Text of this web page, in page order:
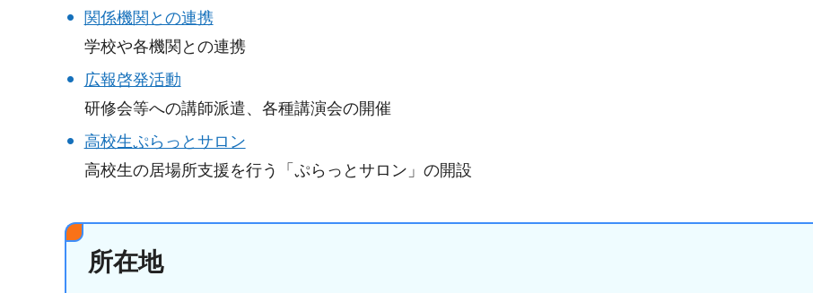
関係機関との連携
学校や各機関との連携
広報啓発活動
研修会等への講師派遣、各種講演会の開催
高校生ぷらっとサロン
高校生の居場所支援を行う「ぷらっとサロン」の開設
所在地